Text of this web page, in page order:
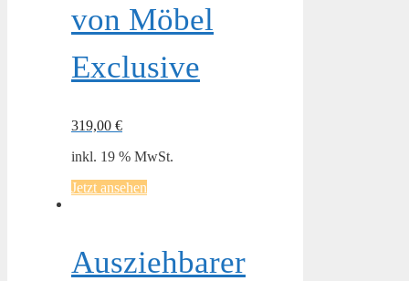
von Möbel
Exclusive
319,00 €
inkl. 19 % MwSt.
Jetzt ansehen
Ausziehbarer